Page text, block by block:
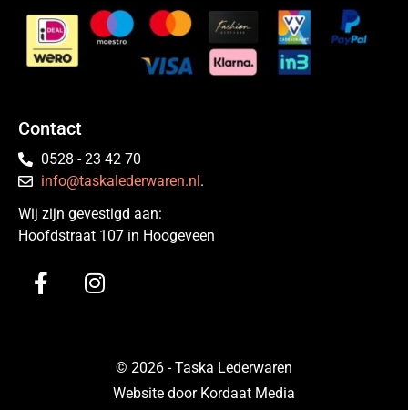
Contact
0528 - 23 42 70
info@taskalederwaren.nl .
Wij zijn gevestigd aan:
Hoofdstraat 107 in Hoogeveen
© 2026 - Taska Lederwaren
Website door Kordaat Media